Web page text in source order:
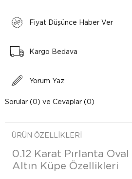
Fiyat Düşünce Haber Ver
Kargo Bedava
Yorum Yaz
Sorular (0) ve Cevaplar (0)
ÜRÜN ÖZELLIKLERI
0.12 Karat Pırlanta
Altın Küpe Özellikleri